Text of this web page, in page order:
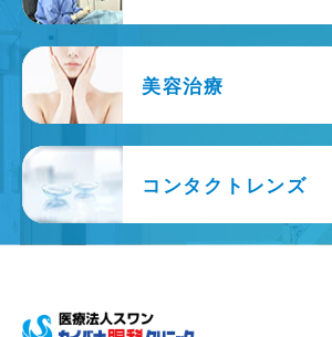
美容治療
コンタクトレンズ